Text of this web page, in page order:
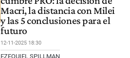
Macri, la distancia con Milei
y las 5 conclusiones para el
futuro
12-11-2025 18:30
EZEQUIEL SPILLMAN